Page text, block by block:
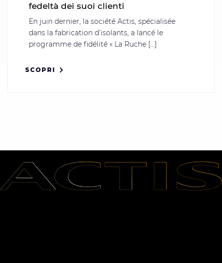
fedeltà dei suoi clienti
En juin dernier, la société Actis, spécialisée
dans la fabrication d’isolants, a lancé le
programme de fidélité « La Ruche [...]
SCOPRI